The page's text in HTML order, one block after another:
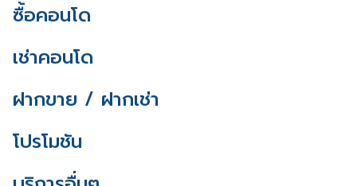
ซื้อคอนโด
เช่าคอนโด
ฝากขาย / ฝากเช่า
โปรโมชัน